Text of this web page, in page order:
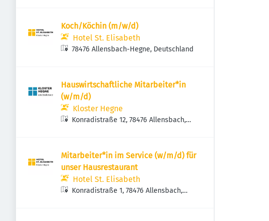
Koch/Köchin (m/w/d)
Hotel St. Elisabeth
78476 Allensbach-Hegne, Deutschland
Hauswirtschaftliche Mitarbeiter*in
(w/m/d)
Kloster Hegne
Konradistraße 12, 78476 Allensbach,
Mitarbeiter*in im Service (w/m/d) für
unser Hausrestaurant
Hotel St. Elisabeth
Konradistraße 1, 78476 Allensbach,